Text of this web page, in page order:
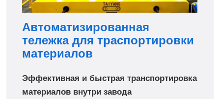
Автоматизированная
тележка для траспортировки
материалов
Эффективная и быстрая транспортировка
материалов внутри завода